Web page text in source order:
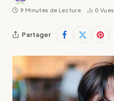
9 Minutes de Lecture 0 Vues
Partager